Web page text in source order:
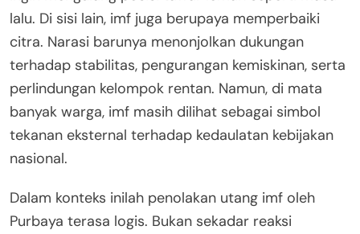
lalu. Di sisi lain, imf juga berupaya memperbaiki
citra. Narasi barunya menonjolkan dukungan
terhadap stabilitas, pengurangan kemiskinan, serta
perlindungan kelompok rentan. Namun, di mata
banyak warga, imf masih dilihat sebagai simbol
tekanan eksternal terhadap kedaulatan kebijakan
nasional.
Dalam konteks inilah penolakan utang imf oleh
Purbaya terasa logis. Bukan sekadar reaksi